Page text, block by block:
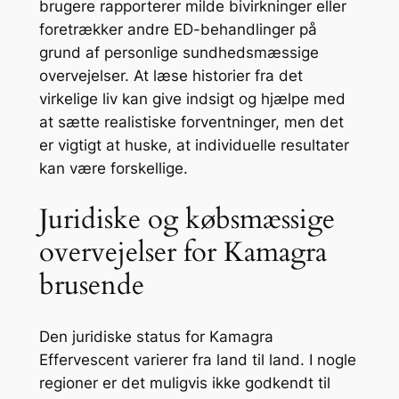
brugere rapporterer milde bivirkninger eller
foretrækker andre ED-behandlinger på
grund af personlige sundhedsmæssige
overvejelser. At læse historier fra det
virkelige liv kan give indsigt og hjælpe med
at sætte realistiske forventninger, men det
er vigtigt at huske, at individuelle resultater
kan være forskellige.
Juridiske og købsmæssige
overvejelser for Kamagra
brusende
Den juridiske status for Kamagra
Effervescent varierer fra land til land. I nogle
regioner er det muligvis ikke godkendt til